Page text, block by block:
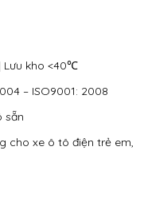
Lưu kho <40℃
– ISO9001: 2008
sẵn
cho xe ô tô điện trẻ em,